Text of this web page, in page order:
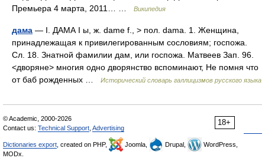
Премьера 4 марта, 2011… …
Википедия
дама — I. ДАМА I ы, ж. dame f., > пол. dama. 1. Женщина,
принадлежащая к привилегированным сословиям; госпожа.
Сл. 18. Знатной фамилии дам, или госпожа. Матвеев Зап. 96.
<дворяне> многия одно дворянство вспоминают, Не помня что
от баб рожденных …
Исторический словарь галлицизмов русского языка
18+
© Academic, 2000-2026
Contact us: Technical Support Advertising
Dictionaries export , created on PHP, Joomla, Drupal,
WordPress,
MODx.